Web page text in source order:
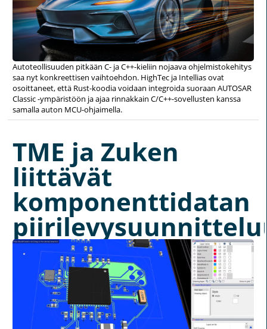
Autoteollisuuden pitkään C- ja C++-kieliin nojaava ohjelmistokehitys
saa nyt konkreettisen vaihtoehdon. HighTec ja Intellias ovat
osoittaneet, että Rust-koodia voidaan integroida suoraan AUTOSAR
Classic -ympäristöön ja ajaa rinnakkain C/C++-sovellusten kanssa
samalla auton MCU-ohjaimella.
TME ja Zuken
liittävät
komponenttidatan